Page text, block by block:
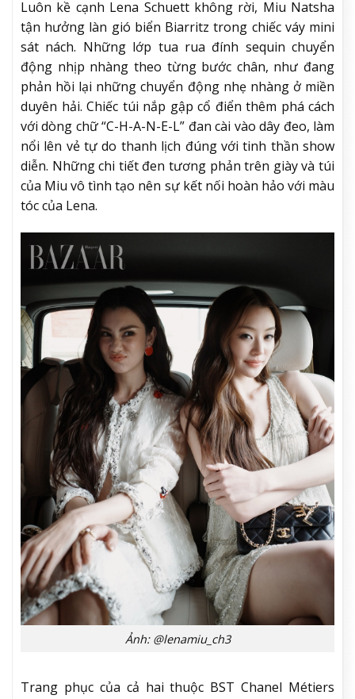
Luôn kề cạnh Lena Schuett không rời, Miu Natsha
tận hưởng làn gió biển Biarritz trong chiếc váy mini
sát nách. Những lớp tua rua đính sequin chuyển
động nhịp nhàng theo từng bước chân, như đang
phản hồi lại những chuyển động nhẹ nhàng ở miền
duyên hải. Chiếc túi nắp gập cổ điển thêm phá cách
với dòng chữ “C-H-A-N-E-L” đan cài vào dây đeo, làm
nổi lên vẻ tự do thanh lịch đúng với tinh thần show
diễn. Những chi tiết đen tương phản trên giày và túi
của Miu vô tình tạo nên sự kết nối hoàn hảo với màu
tóc của Lena.
Ảnh: @lenamiu_ch3
Trang phục của cả hai thuộc BST Chanel Métiers